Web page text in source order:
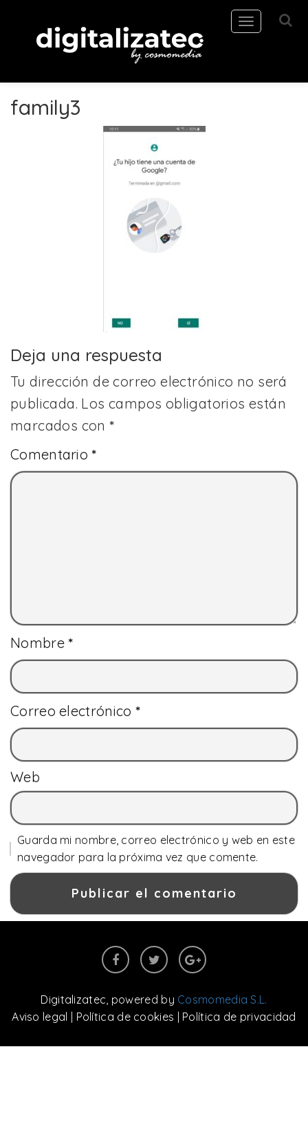
Toggle
navigation
family3
Deja una respuesta
Tu dirección de correo electrónico no será
publicada. Los campos obligatorios están
marcados con*
Comentario*
Nombre*
Correo electrónico *
Web
Guarda mi nombre, correo electrónico y web en este
navegador para la próxima vez que comente.
Digitalizatec , powered by Cosmomedia S.L.
Aviso legal | Política de cookies | Política de privacidad